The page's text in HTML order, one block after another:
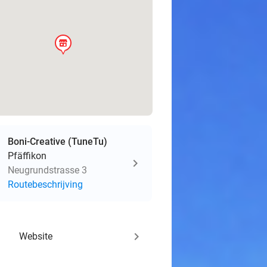
store
Boni-Creative (TuneTu)
Pfäffikon
Neugrundstrasse 3
Routebeschrijving
Website keyboard_arrow_right